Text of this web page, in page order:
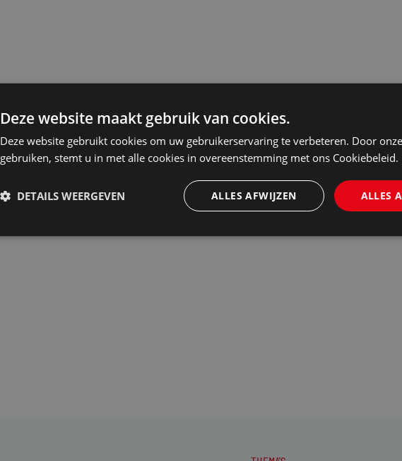
Deze website maakt gebruik van cookies.
Deze website gebruikt cookies om uw gebruikerservaring te verbeteren. Door
gebruiken, stemt u in met alle cookies in overeenstemming met ons Cookiebeleid.
ALLES
ALLES AFWIJZEN
DETAILS WEERGEVEN